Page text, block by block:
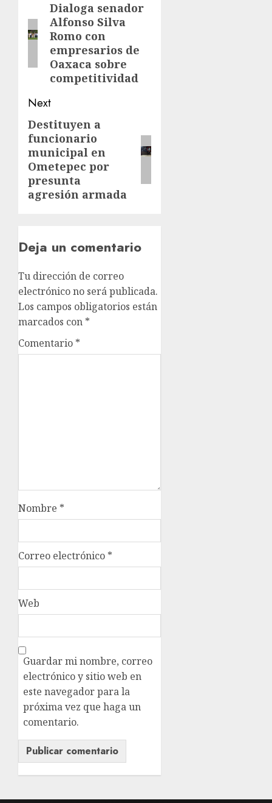
Dialoga senador
Alfonso Silva
Romo con
empresarios de
Oaxaca sobre
competitividad
Next
Destituyen a
funcionario
municipal en
Ometepec por
presunta
agresión armada
Deja un comentario
Tu dirección de correo
electrónico no será publicada.
Los campos obligatorios están
marcados con *
Comentario *
Nombre *
Correo electrónico *
Web
Guardar mi nombre, correo
electrónico y sitio web en
este navegador para la
próxima vez que haga un
comentario.